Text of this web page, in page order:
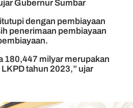
Gubernur Sumbar
dengan pembiayaan
penerimaan pembiayaan
180,447 milyar merupakan
tahun 2023,” ujar